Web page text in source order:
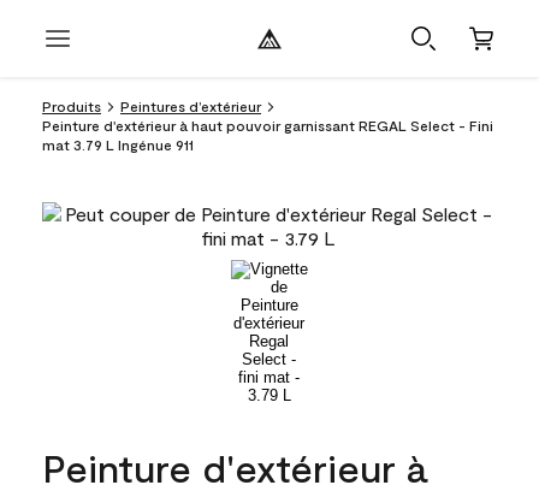
Produits
Peintures d’extérieur
Peinture d'extérieur à haut pouvoir garnissant REGAL Select - Fini
mat 3.79 L Ingénue 911
Peinture d'extérieur à